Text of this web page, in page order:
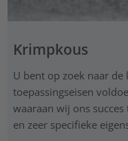
Krimpkous
U bent op zoek naar
toepassingseisen
waaraan wij ons
en zeer specifieke